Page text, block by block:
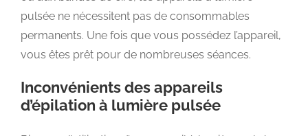
pulsée ne nécessitent pas de consommables
permanents. Une fois que vous possédez l’appareil,
vous êtes prêt pour de nombreuses séances.
Inconvénients des appareils
d’épilation à lumière pulsée